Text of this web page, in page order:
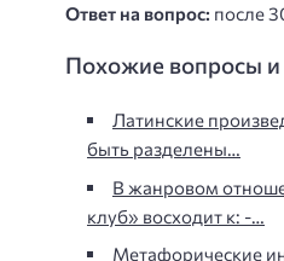
Ответ на вопрос: после
Похожие вопросы и
Латинские
быть разделены…
В жанровом
клуб» восходит к: -…
Метафорические